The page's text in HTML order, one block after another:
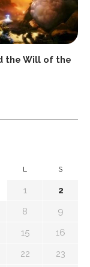
the Will of the
L S
1
2
8
9
15
16
22
23